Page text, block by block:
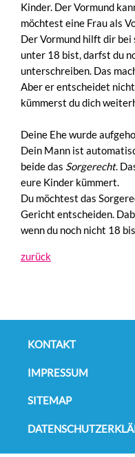
Kinder. Der Vormund
möchtest eine Frau als
Der Vormund hilft dir bei
unter 18 bist, darfst du
unterschreiben. Das
Aber er entscheidet
kümmerst du dich
Deine Ehe wurde
Dein Mann ist
beide das Sorgerecht.
eure Kinder kümmert.
Du möchtest das
Gericht entscheiden.
wenn du noch nicht 18
zurück
überspringen
KONTAKT
IMPRESSUM
SITEMAP